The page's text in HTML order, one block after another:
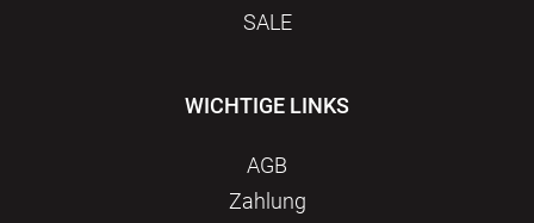
SALE
WICHTIGE LINKS
AGB
Zahlung